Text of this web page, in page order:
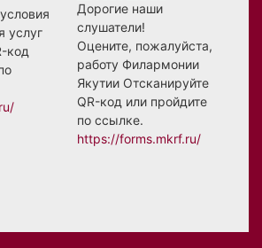
услуг
код
Дорогие наши
слушатели!
Оцените, пожалуйста,
работу Филармонии
Якутии Отсканируйте
QR-код или пройдите
по ссылке.
https://forms.mkrf.ru/